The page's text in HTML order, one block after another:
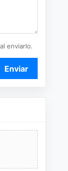
enviarlo.
Enviar